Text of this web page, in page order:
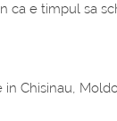
e timpul sa
Chisinau,